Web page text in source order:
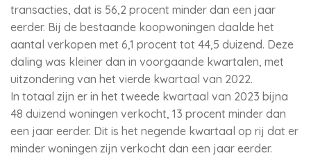
transacties, dat is 56,2 procent minder dan een jaar
eerder. Bij de bestaande koopwoningen daalde het
aantal verkopen met 6,1 procent tot 44,5 duizend. Deze
daling was kleiner dan in voorgaande kwartalen, met
uitzondering van het vierde kwartaal van 2022.
In totaal zijn er in het tweede kwartaal van 2023 bijna
48 duizend woningen verkocht, 13 procent minder dan
een jaar eerder. Dit is het negende kwartaal op rij dat er
minder woningen zijn verkocht dan een jaar eerder.